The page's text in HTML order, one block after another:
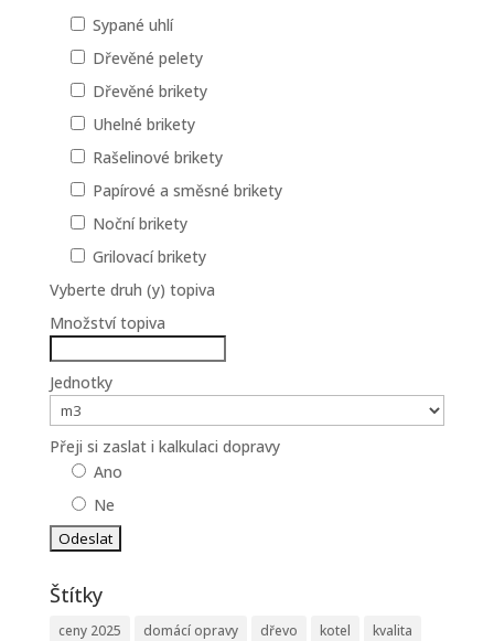
Sypané uhlí
Dřevěné pelety
Dřevěné brikety
Uhelné brikety
Rašelinové brikety
Papírové a směsné brikety
Noční brikety
Grilovací brikety
Vyberte druh (y) topiva
Množství topiva
Jednotky
Přeji si zaslat i kalkulaci dopravy
Ano
Ne
Štítky
ceny 2025 domácí opravy dřevo kotel
kvalita